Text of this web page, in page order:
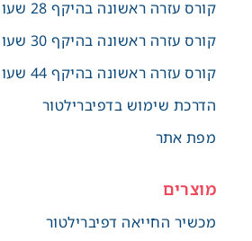
קורס עזרה ראשונה בהיקף 28 שעות
קורס עזרה ראשונה בהיקף 30 שעות
קורס עזרה ראשונה בהיקף 44 שעות
הדרכת שימוש בדפיברילטור
מפת אתר
מוצרים
מכשיר החייאה דפיברילטור